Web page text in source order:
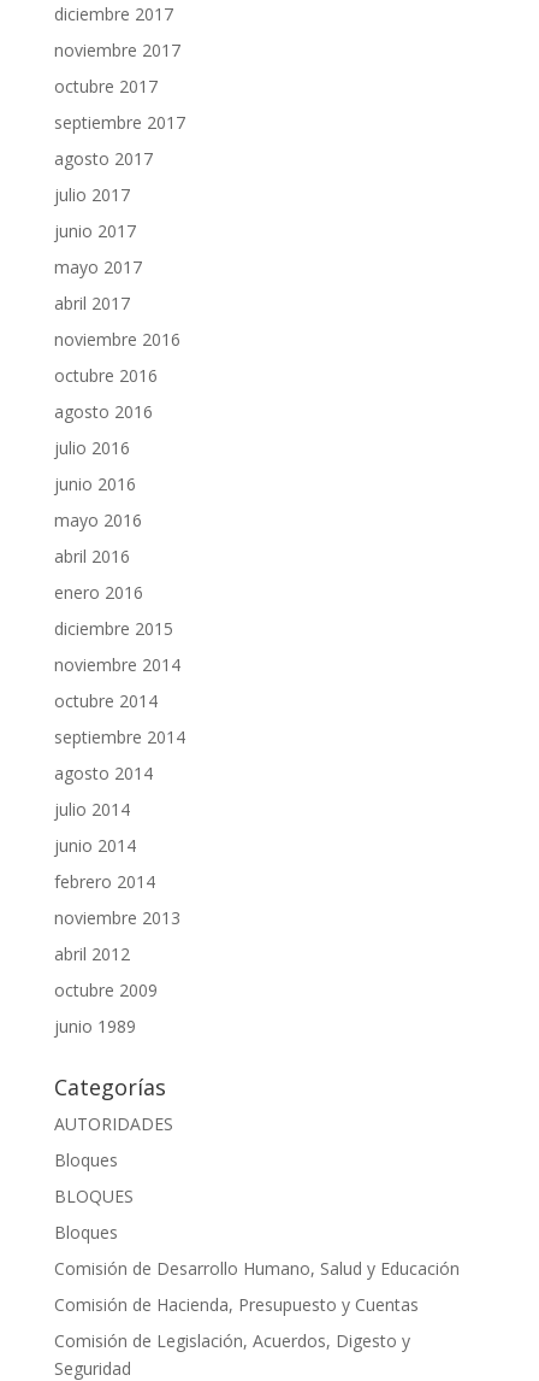
diciembre 2017
noviembre 2017
octubre 2017
septiembre 2017
agosto 2017
julio 2017
junio 2017
mayo 2017
abril 2017
noviembre 2016
octubre 2016
agosto 2016
julio 2016
junio 2016
mayo 2016
abril 2016
enero 2016
diciembre 2015
noviembre 2014
octubre 2014
septiembre 2014
agosto 2014
julio 2014
junio 2014
febrero 2014
noviembre 2013
abril 2012
octubre 2009
junio 1989
Categorías
AUTORIDADES
Bloques
BLOQUES
Bloques
Comisión de Desarrollo Humano, Salud y Educación
Comisión de Hacienda, Presupuesto y Cuentas
Comisión de Legislación, Acuerdos, Digesto y
Seguridad